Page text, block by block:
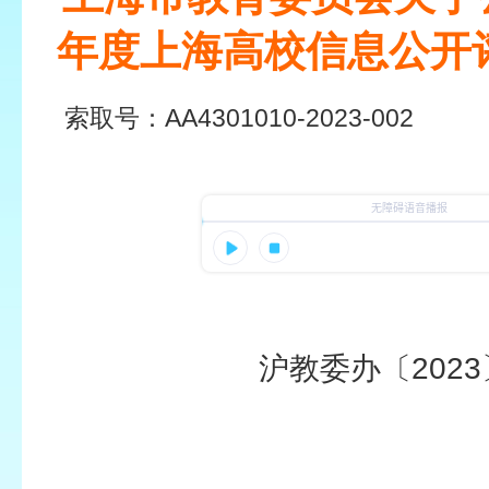
年度上海高校信息公开
索取号： AA4301010-2023-002
沪教委办〔2023